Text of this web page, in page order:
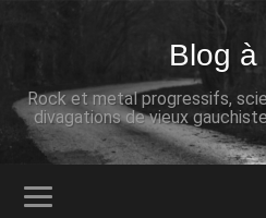
Blog à
Rock et metal progressifs,
divagations de vieux